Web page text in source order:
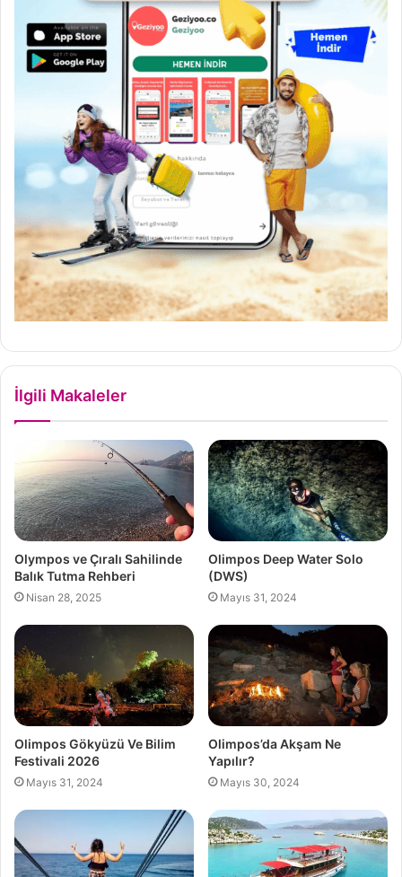
İlgili Makaleler
Olympos ve Çıralı Sahilinde
Balık Tutma Rehberi
Nisan 28, 2025
Olimpos Deep Water Solo
(DWS)
Mayıs 31, 2024
Olimpos Gökyüzü Ve Bilim
Festivali 2026
Mayıs 31, 2024
Olimpos’da Akşam Ne
Yapılır?
Mayıs 30, 2024